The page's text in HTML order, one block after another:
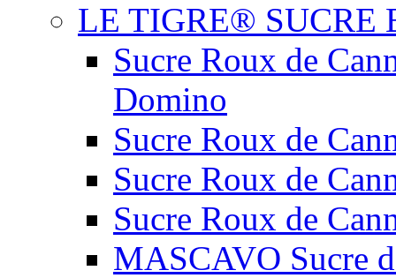
LE TIGRE® SUCRE
Sucre Roux de
Domino
Sucre Roux de
Sucre Roux de
Sucre Roux de
MASCAVO Sucre